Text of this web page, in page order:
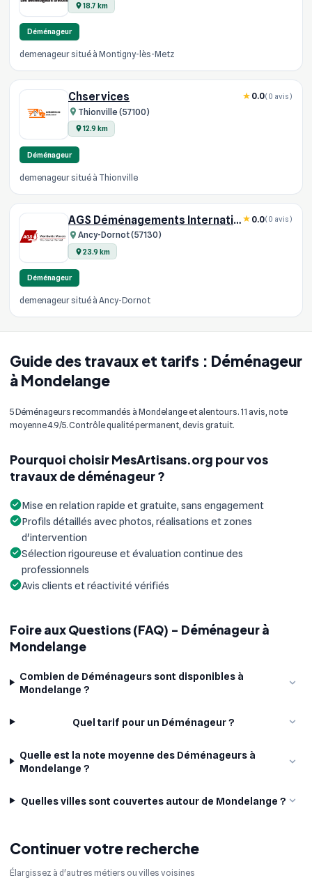
Guide des travaux et tarifs : Déménageur
à Mondelange
5 Déménageurs recommandés à Mondelange et alentours. 11 avis, note
moyenne 4.9/5. Contrôle qualité permanent, devis gratuit.
Pourquoi choisir MesArtisans.org pour vos
travaux de déménageur ?
Mise en relation rapide et gratuite, sans engagement
Profils détaillés avec photos, réalisations et zones
d'intervention
Sélection rigoureuse et évaluation continue des
professionnels
Avis clients et réactivité vérifiés
Foire aux Questions (FAQ) - Déménageur à
Mondelange
Combien de Déménageurs sont disponibles à
Mondelange ?
Quel tarif pour un Déménageur ?
Quelle est la note moyenne des Déménageurs à
Mondelange ?
Quelles villes sont couvertes autour de Mondelange ?
Continuer votre recherche
Élargissez à d'autres métiers ou villes voisines
18.7 km
Déménageur
demenageur situé à Montigny-lès-Metz
Chservices
Thionville (57100)
12.9 km
0.0(0 avis)
Déménageur
demenageur situé à Thionville
AGS Déménagements Internationaux - Lorraine, Metz
Ancy-Dornot (57130)
23.9 km
0.0(0 avis)
Déménageur
demenageur situé à Ancy-Dornot